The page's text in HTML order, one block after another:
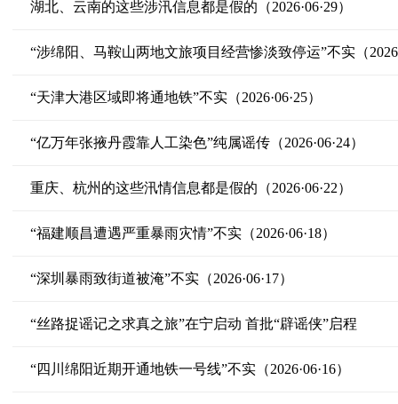
湖北、云南的这些涉汛信息都是假的（2026·06·29）
“涉绵阳、马鞍山两地文旅项目经营惨淡致停运”不实（
“天津大港区域即将通地铁”不实（2026·06·25）
“亿万年张掖丹霞靠人工染色”纯属谣传（2026·06·24）
重庆、杭州的这些汛情信息都是假的（2026·06·22）
“福建顺昌遭遇严重暴雨灾情”不实（2026·06·18）
“深圳暴雨致街道被淹”不实（2026·06·17）
“丝路捉谣记之求真之旅”在宁启动 首批“辟谣侠”启程
“四川绵阳近期开通地铁一号线”不实（2026·06·16）